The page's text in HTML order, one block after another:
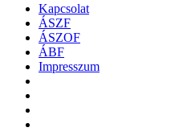
Kapcsolat
ÁSZF
ÁSZOF
ÁBF
Impresszum